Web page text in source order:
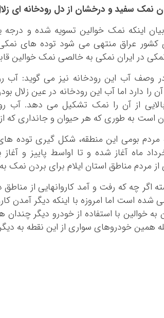
نمک سفید و درخشان از دل رودخانه ای
اینکه نمک خوالین تسویه شده و
کشور عراق منتهی می شود توده های
در ایران نمکی به خالصی نمک خوالین
وصف آب این رودخانه نیز می گوید:
را دارد اما آب این رودخانه در عین
از آن را نمک تشکیل می دهد. آب
است به طوری که هر حیوان و جانداری که
مردم بومی این منطقه، شکل گیری توده
ماه آغاز شده و تا اواسط پاییز و
از مردم مناطق استان ایلام برای بردن نمک
اگر چه که رفت و آمد کاروانهایی از
شده است اما امروزه با اینکه دیگر
به خوالین با استفاده از خودرو دیگر
همین خودروهای سواری از این نقطه به